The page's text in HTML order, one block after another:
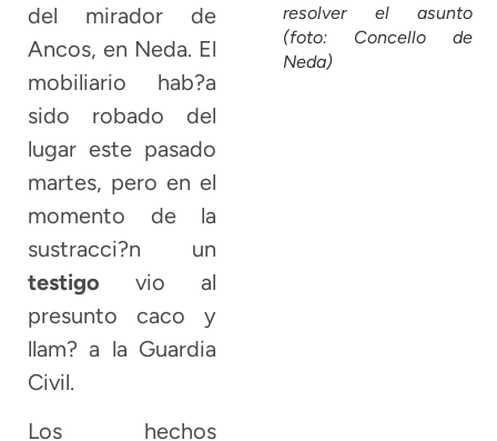
del mirador de
Ancos, en Neda. El
mobiliario hab?a
sido robado del
lugar este pasado
martes, pero en el
momento de la
sustracci?n un
testigo vio al
presunto caco y
llam? a la Guardia
Civil.
Los hechos
resolver el asunto
(foto: Concello de
Neda)